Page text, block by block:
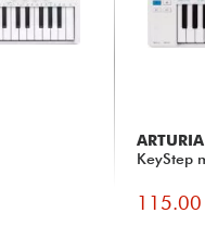
ARTURIA
KeyStep
115.00